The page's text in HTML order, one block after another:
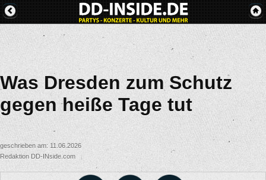
Was Dresden zum Schutz
gegen heiße Tage tut
geschrieben am: 11.06.2026
Redaktion DD-INside.com